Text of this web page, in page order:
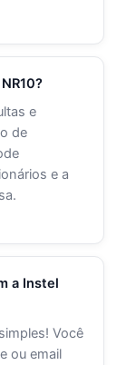
e
de
e a
a Instel
Você
ou email